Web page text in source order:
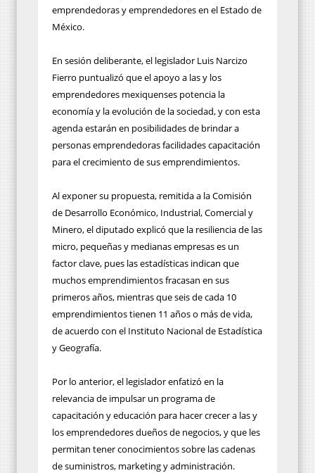
emprendedoras y emprendedores en el Estado de
México.
En sesión deliberante, el legislador Luis Narcizo
Fierro puntualizó que el apoyo a las y los
emprendedores mexiquenses potencia la
economía y la evolución de la sociedad, y con esta
agenda estarán en posibilidades de brindar a
personas emprendedoras facilidades capacitación
para el crecimiento de sus emprendimientos.
Al exponer su propuesta, remitida a la Comisión
de Desarrollo Económico, Industrial, Comercial y
Minero, el diputado explicó que la resiliencia de las
micro, pequeñas y medianas empresas es un
factor clave, pues las estadísticas indican que
muchos emprendimientos fracasan en sus
primeros años, mientras que seis de cada 10
emprendimientos tienen 11 años o más de vida,
de acuerdo con el Instituto Nacional de Estadística
y Geografía.
Por lo anterior, el legislador enfatizó en la
relevancia de impulsar un programa de
capacitación y educación para hacer crecer a las y
los emprendedores dueños de negocios, y que les
permitan tener conocimientos sobre las cadenas
de suministros, marketing y administración.